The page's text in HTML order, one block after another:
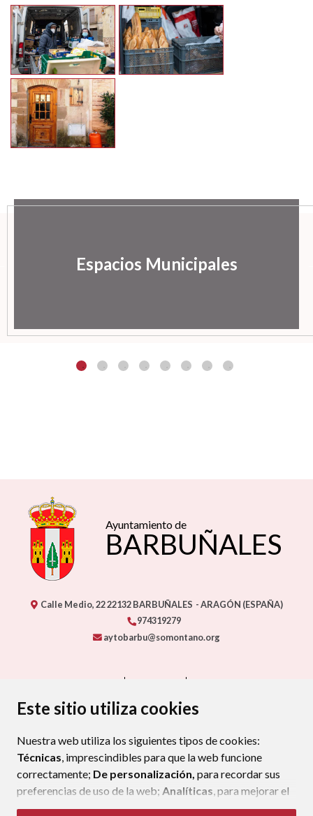
Este sitio utiliza cookies
Nuestra web utiliza los siguientes tipos de cookies:
Técnicas, imprescindibles para que la web funcione
correctamente; De personalización, para recordar sus
preferencias de uso de la web; Analíticas, para mejorar el
funcionamiento de la web y sus servicios.
Espacios Municipales
Ayuntamiento de
BARBUÑALES
Calle Medio, 2222132 BARBUÑALES - ARAGÓN (ESPAÑA)
974319279
aytobarbu@somontano.org
PROTECCIÓN DE DATOS
POLÍTICA DE COOKIES